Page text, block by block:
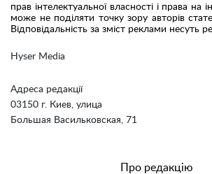
Hyser Media
Адреса редакції
03150 г. Киев, улица
Большая Васильковская, 71
прав інтелектуальної власності і права на
може не поділяти точку зору авторів
Відповідальність за зміст реклами несуть
Про редакцію